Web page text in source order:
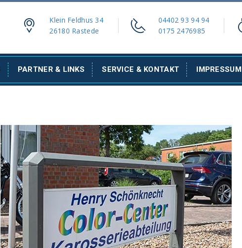
Klein Feldhus 34
26180 Rastede
04402 93 94 94
0175 2476985
PARTNER & LINKS SERVICE & KONTAKT IMPRESSUM